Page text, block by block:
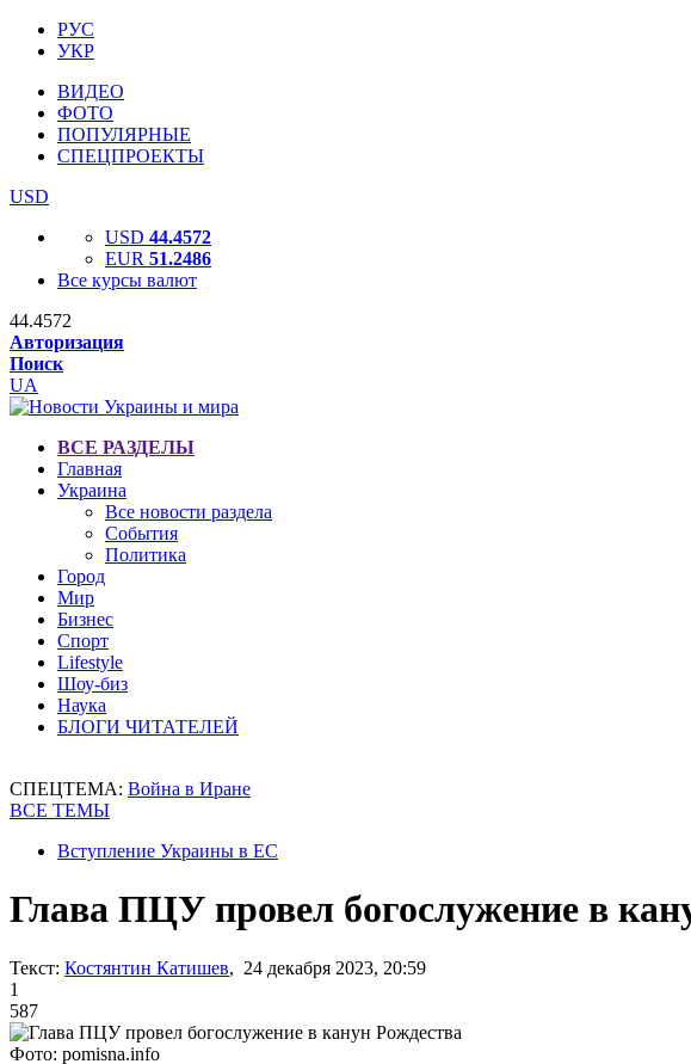
РУС
УКР
ВИДЕО
ФОТО
ПОПУЛЯРНЫЕ
СПЕЦПРОЕКТЫ
USD
USD 44.4572
EUR 51.2486
Все курсы валют
44.4572
Авторизация
Поиск
UA
ВСЕ РАЗДЕЛЫ
Главная
Украина
Все новости раздела
События
Политика
Город
Мир
Бизнес
Спорт
Lifestyle
Шоу-биз
Наука
БЛОГИ ЧИТАТЕЛЕЙ
СПЕЦТЕМА: Война в Иране
ВСЕ ТЕМЫ
Вступление Украины в ЕС
Глава ПЦУ провел богослужение в
Текст: Костянтин Катишев, 24 декабря 2023, 20:59
1
587
Фото: pomisna.info